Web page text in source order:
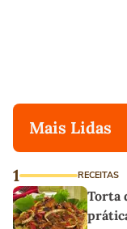
Mais Lidas
1 RECEITAS
Torta